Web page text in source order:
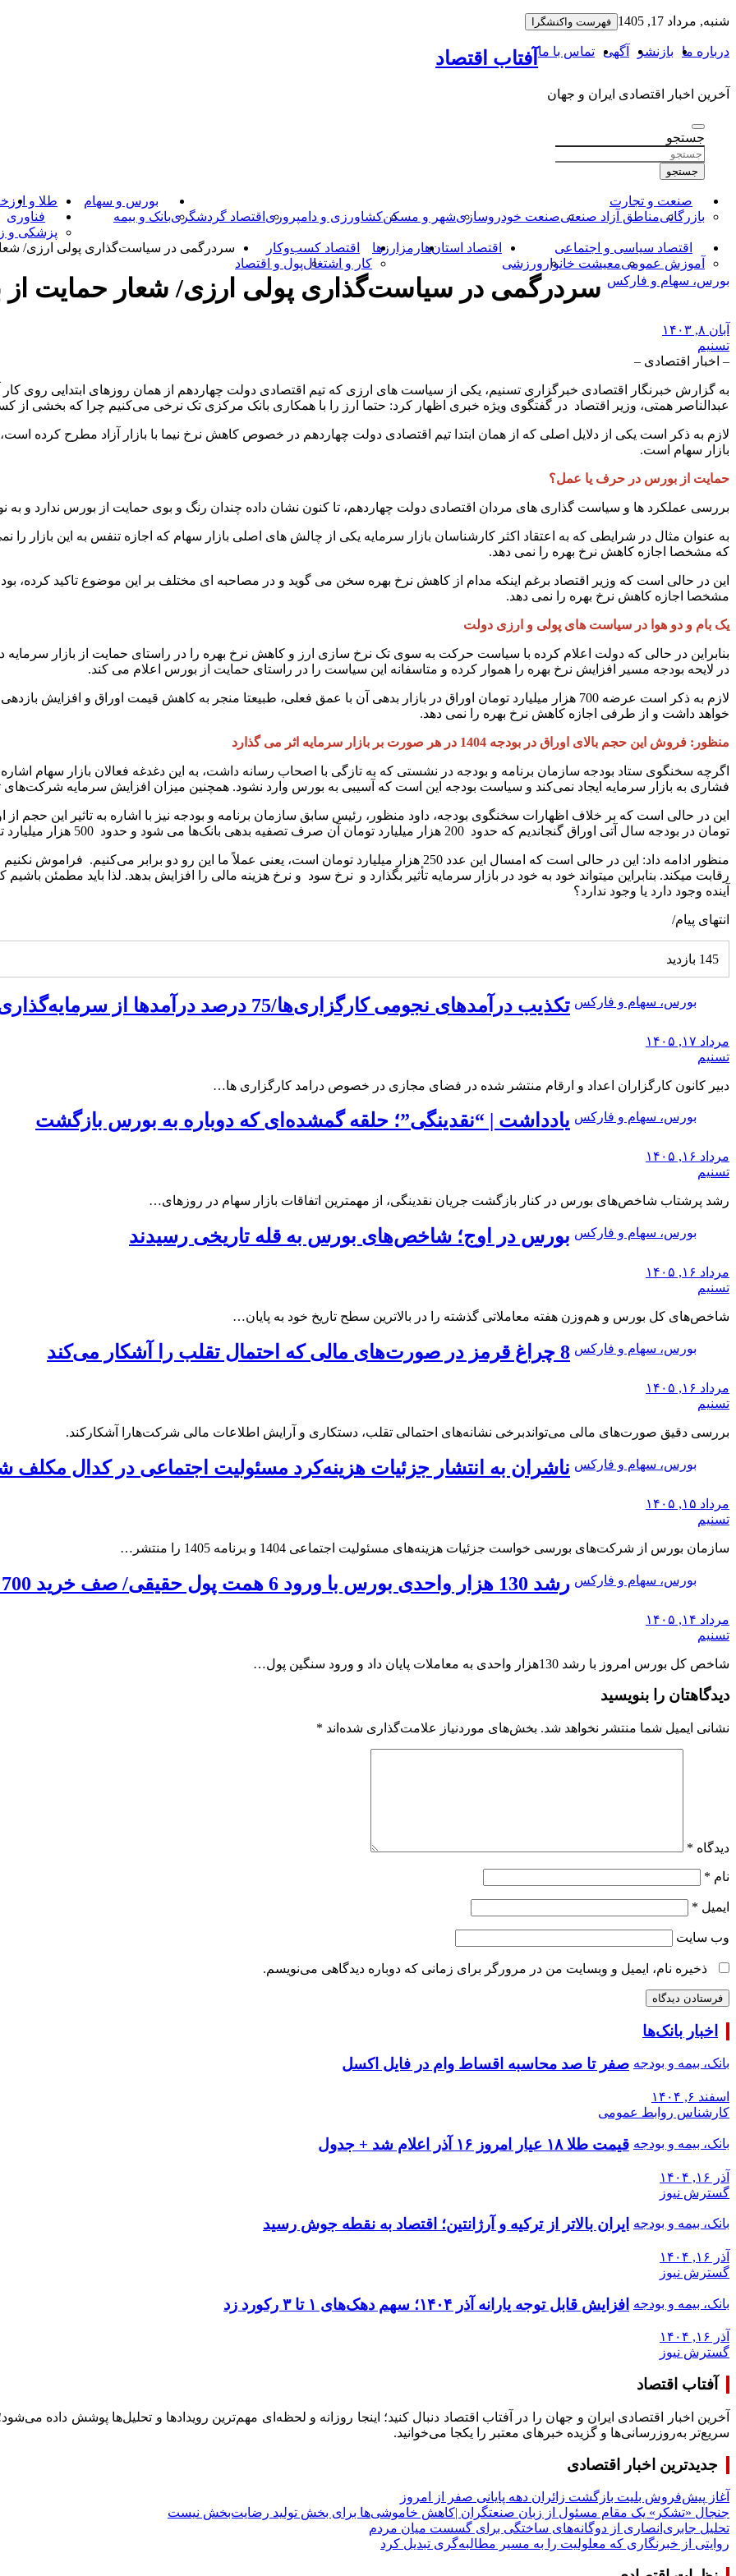
به
بروید
شنبه, مرداد 17, 1405 فهرست واکنشگرا
درباره ما بازنشر آگهی تماس با ما آفتاب اقتصاد
آخرین اخبار اقتصادی ایران و جهان
جستجو
جستجو
صنعت و تجارت
بازرگانیمناطق آزاد صنعتیصنعت خودروسازیشهر و مسکنکشاورزی و دامپروری اقتصاد گردشگری
بورس و سهام
بانک و بیمه
طلا و ارز
فناوری
پزشکی و
اقتصاد سیاسی و اجتماعی
آموزش عمومیمعیشت خانوار ورزشی
اقتصاد استان‌هارمزارزها
اقتصاد کسب‌و‌کار
کار و اشتغالپول و اقتصاد
سردرگمی در سیاست‌گذاری پولی ارزی/
بورس، سهام و فارکس سردرگمی در سیاست‌گذاری پولی ارزی/ شعار حمایت
آبان ۸, ۱۴۰۳
تسنیم
– اخبار اقتصادی –
به گزارش خبرنگار اقتصادی خبرگزاری تسنیم، یکی از سیاست های ارزی که تیم اقتصادی دولت چهاردهم از همان روزهای ابتدایی روی کار
عبدالناصر همتی، وزیر اقتصاد در گفتگوی ویژه خبری اظهار کرد: حتما ارز را با همکاری بانک مرکزی تک نرخی می‌کنیم چرا که بخشی از
لازم به ذکر است یکی از دلایل اصلی که از همان ابتدا تیم اقتصادی دولت چهاردهم در خصوص کاهش نرخ نیما با بازار آزاد مطرح کرده
بازار سهام است.
حمایت از بورس در حرف یا عمل؟
بررسی عملکرد ها و سیاست گذاری های مردان اقتصادی دولت چهاردهم، تا کنون نشان داده چندان رنگ و بوی حمایت از بورس ندارد و
به عنوان مثال در شرایطی که به اعتقاد اکثر کارشناسان بازار سرمایه یکی از چالش های اصلی بازار سهام که اجازه تنفس به این بازار
که مشخصا اجازه کاهش نرخ بهره را نمی دهد.
مشخصا اجازه کاهش نرخ بهره را نمی دهد.
یک بام و دو هوا در سیاست های پولی و ارزی دولت
بنابراین در حالی که دولت اعلام کرده با سیاست حرکت به سوی تک نرخ سازی ارز و کاهش نرخ بهره را در راستای حمایت از بازار سرمایه در
در لایحه بودجه مسیر افزایش نرخ بهره را هموار کرده و متاسفانه این سیاست را در راستای حمایت از بورس اعلام می کند.
لازم به ذکر است عرضه 700 هزار میلیارد تومان اوراق در بازار بدهی آن با عمق فعلی، طبیعتا منجر به کاهش قیمت اوراق و
خواهد داشت و از طرفی اجازه کاهش نرخ بهره را نمی دهد.
منظور: فروش این حجم بالای اوراق در بودجه 1404 در هر صورت بر بازار سرمایه اثر می گذارد
فشاری به بازار سرمایه ایجاد نمی‌کند و سیاست بودجه این است که آسیبی به بورس وارد نشود. همچنین میزان افزایش سرمایه
تومان در بودجه سال آتی اوراق گنجاندیم که حدود 200 هزار میلیارد تومان آن صرف تصفیه بدهی بانک‌ها می شود و حدود 500 هزار میلیارد تومان دیگر صرف بودجه عمومی می شود.
منظور ادامه داد: این در حالی است که امسال این عدد 250 هزار میلیارد تومان است، یعنی عملاً ما این رو دو
آینده وجود دارد یا وجود ندارد؟
انتهای پیام/
145 بازدید
بورس، سهام و فارکس تکذیب درآمدهای نجومی کارگزاری‌ها/75 درصد درآمدها از سرمایه‌گذاری بوده
مرداد ۱۷, ۱۴۰۵
تسنیم
دبیر کانون کارگزاران اعداد و ارقام منتشر شده در فضای مجازی در خصوص درامد کارگزاری ها…
بورس، سهام و فارکس یادداشت | “نقدینگی”؛ حلقه گمشده‌ای که دوباره به بورس بازگشت
مرداد ۱۶, ۱۴۰۵
تسنیم
رشد پرشتاب شاخص‌های بورس در کنار بازگشت جریان نقدینگی، از مهمترین اتفاقات بازار سهام در روزهای…
بورس، سهام و فارکس بورس در اوج؛ شاخص‌های بورس به قله تاریخی رسیدند
مرداد ۱۶, ۱۴۰۵
تسنیم
شاخص‌های کل بورس و هم‌وزن هفته معاملاتی گذشته را در بالاترین سطح تاریخ خود به پایان…
بورس، سهام و فارکس 8 چراغ قرمز در صورت‌های مالی که احتمال تقلب را آشکار می‌کند
مرداد ۱۶, ۱۴۰۵
تسنیم
بررسی دقیق صورت‌های مالی می‌تواندبرخی نشانه‌های احتمالی تقلب، دستکاری و آرایش اطلاعات مالی شرکت‌هارا آشکارکند.
بورس، سهام و فارکس ناشران به انتشار جزئیات هزینه‌کرد مسئولیت اجتماعی در کدال مکلف
مرداد ۱۵, ۱۴۰۵
تسنیم
سازمان بورس از شرکت‌های بورسی خواست جزئیات هزینه‌های مسئولیت اجتماعی 1404 و برنامه 1405 را منتشر…
بورس، سهام و فارکس رشد 130 هزار واحدی بورس با ورود 6 همت پول حقیقی/ صف خرید 700 نماد
مرداد ۱۴, ۱۴۰۵
تسنیم
شاخص کل بورس امروز با رشد 130هزار واحدی به معاملات پایان داد و ورود سنگین پول…
دیدگاهتان را بنویسید
نشانی ایمیل شما منتشر نخواهد شد. بخش‌های موردنیاز علامت‌گذاری شده‌اند *
دیدگاه *
نام *
ایمیل *
وب‌ سایت
ذخیره نام، ایمیل و وبسایت من در مرورگر برای زمانی که دوباره دیدگاهی می‌نویسم.
اخبار بانک‌ها
بانک، بیمه و بودجه صفر تا صد محاسبه اقساط وام در فایل اکسل
اسفند ۶, ۱۴۰۴
کارشناس روابط عمومی
بانک، بیمه و بودجه قیمت طلا ۱۸ عیار امروز ۱۶ آذر اعلام شد + جدول
آذر ۱۶, ۱۴۰۴
گسترش نیوز
بانک، بیمه و بودجه ایران بالاتر از ترکیه و آرژانتین؛ اقتصاد به نقطه جوش رسید
آذر ۱۶, ۱۴۰۴
گسترش نیوز
بانک، بیمه و بودجه افزایش قابل توجه یارانه آذر ۱۴۰۴؛ سهم دهک‌های ۱ تا ۳ رکورد زد
آذر ۱۶, ۱۴۰۴
گسترش نیوز
آفتاب اقتصاد
آخرین اخبار اقتصادی ایران و جهان را در آفتاب اقتصاد دنبال کنید؛ اینجا روزانه و لحظه‌ای مهم‌ترین رویدادها و تحلیل‌ها پوشش داده
سریع‌تر به‌روزرسانی‌ها و گزیده خبرهای معتبر را یکجا می‌خوانید.
جدیدترین اخبار اقتصادی
آغاز پیش‌فروش بلیت بازگشت زائران دهه پایانی صفر از امروز
جنجال «تشکر» یک مقام مسئول از زبان صنعتگران |کاهش خاموشی‌ها برای بخش تولید رضایت‌بخش نیست
تحلیل جابری‌انصاری از دوگانه‌های ساختگی ‌برای گسست میان مردم
روایتی از خبرنگاری که معلولیت را به مسیر مطالبه‌گری تبدیل کرد